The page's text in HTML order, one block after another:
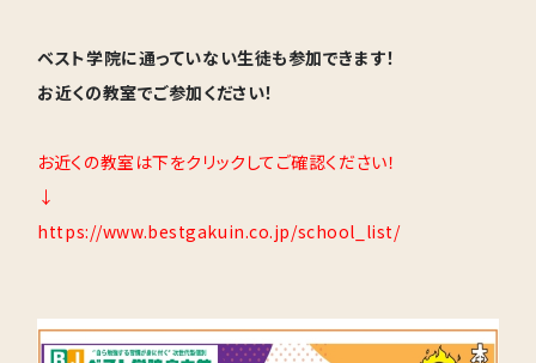
ベスト学院に通っていない生徒も参加できます！
お近くの教室でご参加ください！
お近くの教室は下をクリックしてご確認ください！
↓
https://www.bestgakuin.co.jp/school_list/